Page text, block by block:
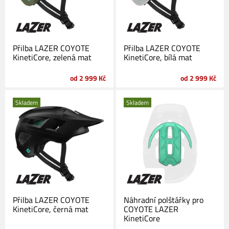
Přilba LAZER COYOTE
KinetiCore, zelená mat
od 2 999 Kč
Přilba LAZER COYOTE
KinetiCore, bílá mat
od 2 999 Kč
Skladem
Přilba LAZER COYOTE
KinetiCore, černá mat
Skladem
Náhradní polštářky pro
COYOTE LAZER
KinetiCore